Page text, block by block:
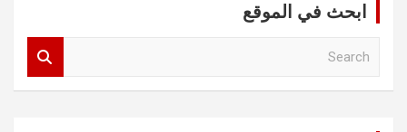
ابحث في الموقع